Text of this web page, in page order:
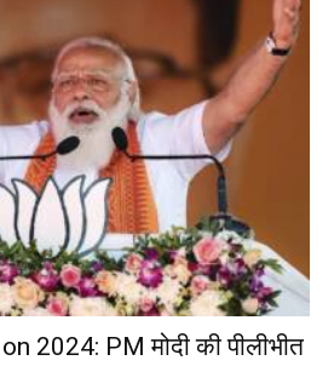
2024: PM मोदी की पीलीभीत